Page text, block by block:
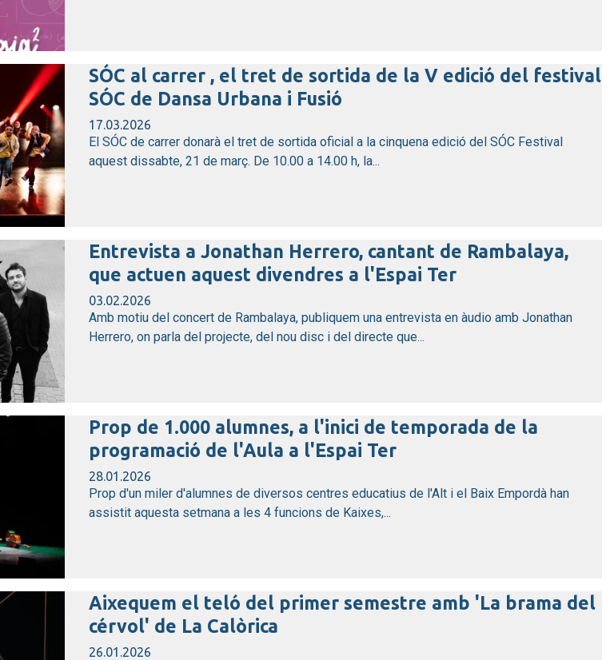
SÓC al carrer , el tret de sortida de la V edició del festival
SÓC de Dansa Urbana i Fusió
17.03.2026
El SÓC de carrer donarà el tret de sortida oficial a la cinquena edició del SÓC Festival
aquest dissabte, 21 de març. De 10.00 a 14.00 h, la...
Entrevista a Jonathan Herrero, cantant de Rambalaya,
que actuen aquest divendres a l'Espai Ter
03.02.2026
Amb motiu del concert de Rambalaya, publiquem una entrevista en àudio amb Jonathan
Herrero, on parla del projecte, del nou disc i del directe que...
Prop de 1.000 alumnes, a l'inici de temporada de la
programació de l'Aula a l'Espai Ter
28.01.2026
Prop d'un miler d'alumnes de diversos centres educatius de l'Alt i el Baix Empordà han
assistit aquesta setmana a les 4 funcions de Kaixes,...
Aixequem el teló del primer semestre amb 'La brama del
cérvol' de La Calòrica
26.01.2026